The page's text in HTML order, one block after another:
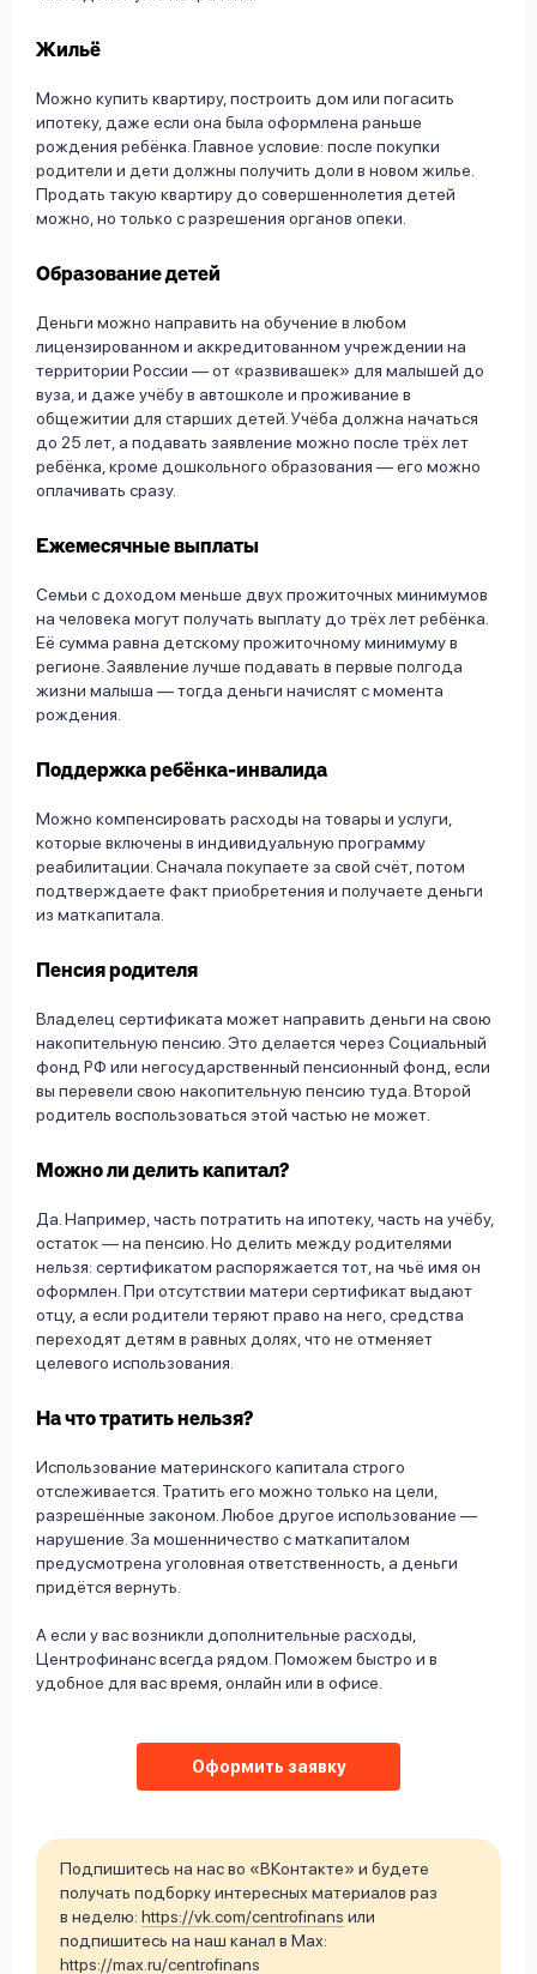
Жильё
Можно купить квартиру, построить дом или погасить
ипотеку, даже если она была оформлена раньше
рождения ребёнка. Главное условие: после покупки
родители и дети должны получить доли в новом жилье.
Продать такую квартиру до совершеннолетия детей
можно, но только с разрешения органов опеки.
Образование детей
Деньги можно направить на обучение в любом
лицензированном и аккредитованном учреждении на
территории России — от «развивашек» для малышей до
вуза, и даже учёбу в автошколе и проживание в
общежитии для старших детей. Учёба должна начаться
до 25 лет, а подавать заявление можно после трёх лет
ребёнка, кроме дошкольного образования — его можно
оплачивать сразу.
Ежемесячные выплаты
Семьи с доходом меньше двух прожиточных минимумов
на человека могут получать выплату до трёх лет ребёнка.
Её сумма равна детскому прожиточному минимуму в
регионе. Заявление лучше подавать в первые полгода
жизни малыша — тогда деньги начислят с момента
рождения.
Поддержка ребёнка-инвалида
Можно компенсировать расходы на товары и услуги,
которые включены в индивидуальную программу
реабилитации. Сначала покупаете за свой счёт, потом
подтверждаете факт приобретения и получаете деньги
из маткапитала.
Пенсия родителя
Владелец сертификата может направить деньги на свою
накопительную пенсию. Это делается через Социальный
фонд РФ или негосударственный пенсионный фонд, если
вы перевели свою накопительную пенсию туда. Второй
родитель воспользоваться этой частью не может.
Можно ли делить капитал?
Да. Например, часть потратить на ипотеку, часть на учёбу,
остаток — на пенсию. Но делить между родителями
нельзя: сертификатом распоряжается тот, на чьё имя он
оформлен. При отсутствии матери сертификат выдают
отцу, а если родители теряют право на него, средства
переходят детям в равных долях, что не отменяет
целевого использования.
На что тратить нельзя?
Использование материнского капитала строго
отслеживается. Тратить его можно только на цели,
разрешённые законом. Любое другое использование —
нарушение. За мошенничество с маткапиталом
предусмотрена уголовная ответственность, а деньги
придётся вернуть.
А если у вас возникли дополнительные расходы,
Центрофинанс всегда рядом. Поможем быстро и в
удобное для вас время, онлайн или в офисе.
Оформить заявку
Подпишитесь на нас во «ВКонтакте» и будете
получать подборку интересных материалов раз
в неделю: https://vk.com/centrofinans или
подпишитесь на наш канал в Max:
https://max.ru/centrofinans